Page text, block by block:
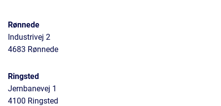
Rønnede
Industrivej 2
4683 Rønnede
Ringsted
Jernbanevej 1
4100 Ringsted